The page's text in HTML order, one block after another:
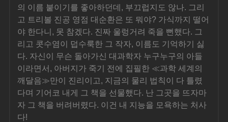
의 이름 붙이기를 좋아하던데, 부끄럽지도 않나. 그리
고 트리볼 진공 영점 대순환은 또 뭐야? 가식까지 떨어
야 한다니, 못 참겠다. 진짜 울렁거려 죽을 뻔했다. 그
리고 콧수염이 덥수룩한 그 작자, 이름도 기억하기 싫
다. 자신이 무슨 돌아가신 대과학자 누구누구의 아들
이라면서, 아버지가 죽기 전에 집필한 ≪과학 세계의
깨달음≫만이 진리이고, 지금의 물리 법칙이 다 틀렸
다며 기어코 내게 그 책을 선물했다. 난 그곳을 뜨자마
자 그 책을 버려버렸다. 이건 내 지능을 모욕하는 처사
다!